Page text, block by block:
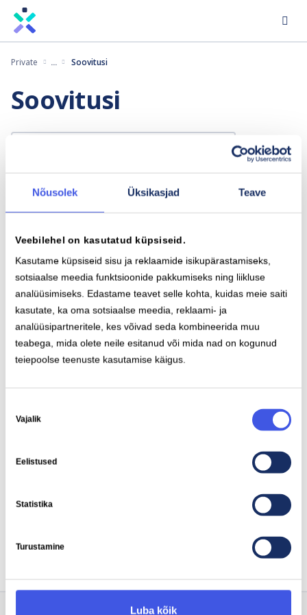
Nõusolek Üksikasjad Teave
Veebilehel on kasutatud küpsiseid.
Kasutame küpsiseid sisu ja reklaamide isikupärastamiseks,
sotsiaalse meedia funktsioonide pakkumiseks ning liikluse
analüüsimiseks. Edastame teavet selle kohta, kuidas meie saiti
kasutate, ka oma sotsiaalse meedia, reklaami- ja
analüüsipartneritele, kes võivad seda kombineerida muu
teabega, mida olete neile esitanud või mida nad on kogunud
teiepoolse teenuste kasutamise käigus.
valik
Vajalik
Eelistused
Statistika
Turustamine
Luba kõik
Liigu
edasi
juurde
Private Soovitusi
Soovitusi
2024-11-07
teinud kõik, et sõit läheks hästi?